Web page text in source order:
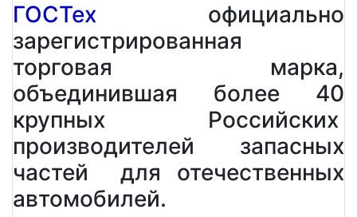
ГОСТех официально
зарегистрированная
торговая марка,
объединившая более 40
крупных Российских
производителей запасных
частей для отечественных
автомобилей.